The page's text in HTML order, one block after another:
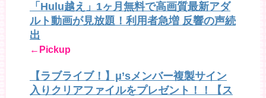
「Hulu越え」1ヶ月無料で高画質最新アダ
ルト動画が見放題！利用者急増 反響の声続
出
←Pickup
【ラブライブ！】μ’sメンバー複製サイン
入りクリアファイルをプレゼント！！【ス